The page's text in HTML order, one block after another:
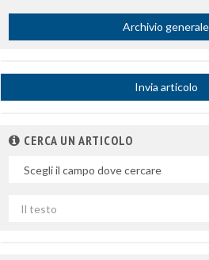
Archivio generale
Invia articolo
CERCA UN ARTICOLO
campo
per